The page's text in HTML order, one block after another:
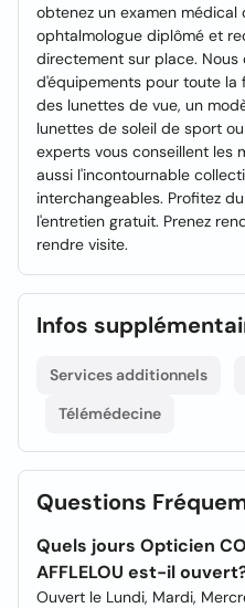
obtenez un examen
ophtalmologue diplômé et
directement sur place.
d'équipements pour toute la
des lunettes de vue, un
lunettes de soleil de sport
experts vous conseillent les
aussi l'incontournable
interchangeables. Profitez
l'entretien gratuit. Prenez
rendre visite.
Infos
Services additionnels
Télémédecine
Questions
Quels jours Opticien
AFFLELOU est-il
Ouvert le Lundi, Mardi,